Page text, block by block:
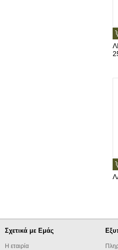
Σχετικά με Εμάς
Η εταιρία